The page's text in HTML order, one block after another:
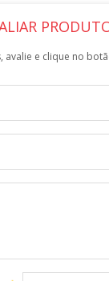
avalie e clique no